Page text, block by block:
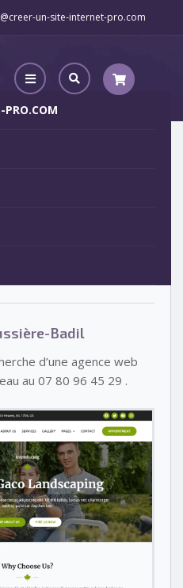
un-site-internet-pro.com
PRO.COM
Badil
29€
Badil
d’une agence web
au 07 80 96 45 29 .